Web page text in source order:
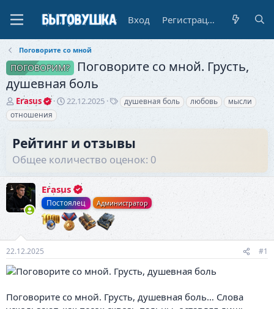
Вход Регистрация
Поговорите со мной
ПОГОВОРИМ?
Поговорите со мной. Грусть,
душевная боль
А
в
т
р
т
е
м
ы
Erasus
Д
н
а
ч
а
л
а
22.12.2025
Тдушевная боль любовь
мысли
отношения
Рейтинг и отзывы
Общее количество оценок: 0
Erasus
Постоялец Администратор
22.12.2025 #1
Поговорите со мной. Грусть, душевная боль… Слова